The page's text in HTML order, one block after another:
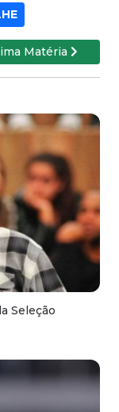
Matéria
Seleção